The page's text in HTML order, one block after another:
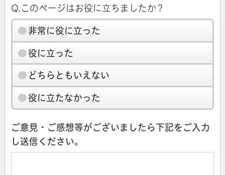
Q.このページはお役に立ちましたか？
非常に役に立った
役に立った
どちらともいえない
役に立たなかった
ご意見・ご感想等がございましたら下記をご入力
し送信ください。